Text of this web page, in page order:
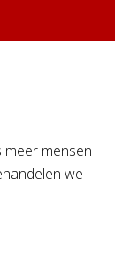
mensen
we